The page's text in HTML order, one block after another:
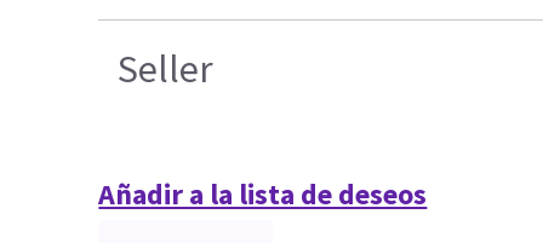
Seller
Añadir a la lista de deseos